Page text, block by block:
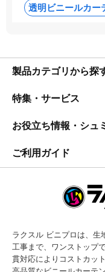
透明ビニールカー
製品カテゴリから探
特集・サービス
お役立ち情報・シュ
ご利用ガイド
ラクスル ビニプロは、生
工事まで、ワンストップ
貫対応によりコストカッ